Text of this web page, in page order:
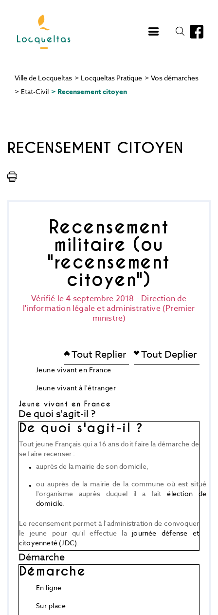
contenu
Fil
Ville de Locqueltas > Locqueltas Pratique > Vos démarches
> Etat-Civil > Recensement citoyen
RECENSEMENT CITOYEN
Recensement
militaire (ou
"recensement
citoyen")
Vérifié le 4 septembre 2018 - Direction de
l'information légale et administrative (Premier
ministre)
Tout Replier Tout Deplier
Jeune vivant en France
Jeune vivant à l'étranger
Jeune vivant en France
De quoi s'agit-il ?
De quoi s'agit-il ?
Tout jeune Français qui a 16 ans doit faire la démarche de
se faire recenser :
auprès de la mairie de son domicile,
ou auprès de la mairie de la commune où est situé
l'organisme auprès duquel il a faitélection de
domicile.
Le recensement permet à l'administration de convoquer
le jeune pour qu'il effectue la journée défense et
citoyenneté (JDC).
Démarche
Démarche
En ligne
Sur place